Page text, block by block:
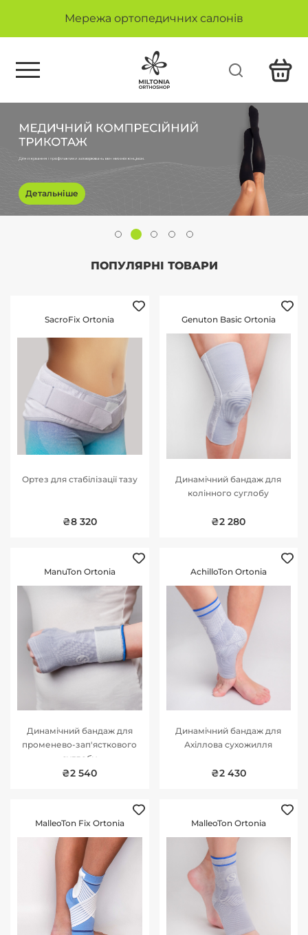
Мережа ортопедичних салонів
ПОПУЛЯРНІ ТОВАРИ
SacroFix Ortonia
Ортез для стабілізації тазу
₴8 320
Genuton Basic Ortonia
Динамічний бандаж для
колінного суглобу
₴2 280
ManuTon Ortonia
Динамічний бандаж для
променево-зап'ясткового
суглобу
₴2 540
AchilloTon Ortonia
Динамічний бандаж для
Ахіллова сухожилля
₴2 430
MalleoTon Fix Ortonia MalleoTon Ortonia